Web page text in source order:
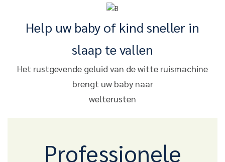
Help uw baby of kind sneller in
slaap te vallen
Het rustgevende geluid van de witte ruismachine
brengt uw baby naar
welterusten
Professionele